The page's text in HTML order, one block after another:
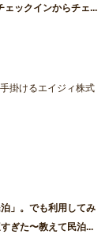
ェックインからチェ...
掛けるエイジィ株式
」。でも利用してみ
ぎた〜教えて民泊...